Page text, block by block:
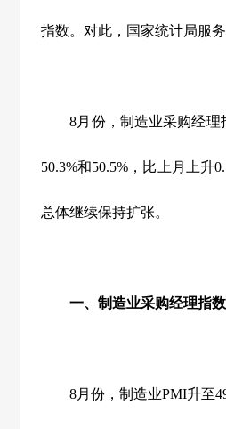
指数。对此，国家统计局服
8月份，制造业采购经
50.3%和50.5% ，比上月上升
总体继续保持扩张。
一、制造业采购经理指数
8月份，制造业PMI升至